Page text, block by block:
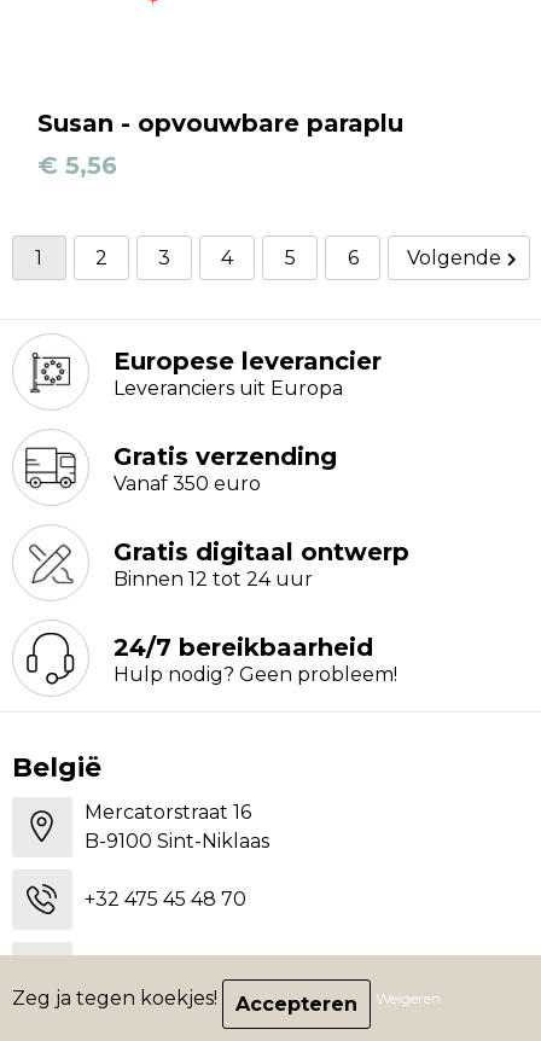
Susan - opvouwbare paraplu
€ 5,56
1 2 3 4 5 6 Volgende
Europese leverancier
Leveranciers uit Europa
Gratis verzending
Vanaf 350 euro
Gratis digitaal ontwerp
Binnen 12 tot 24 uur
24/7 bereikbaarheid
Hulp nodig? Geen probleem!
België
Mercatorstraat 16
B-9100 Sint-Niklaas
+32 475 45 48 70
Zeg ja tegen koekjes! Weigeren